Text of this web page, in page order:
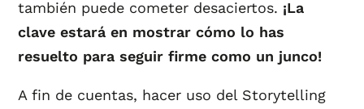
también puede cometer desaciertos. ¡La
clave estará en mostrar cómo lo has
resuelto para seguir firme como un junco!
A fin de cuentas, hacer uso del Storytelling